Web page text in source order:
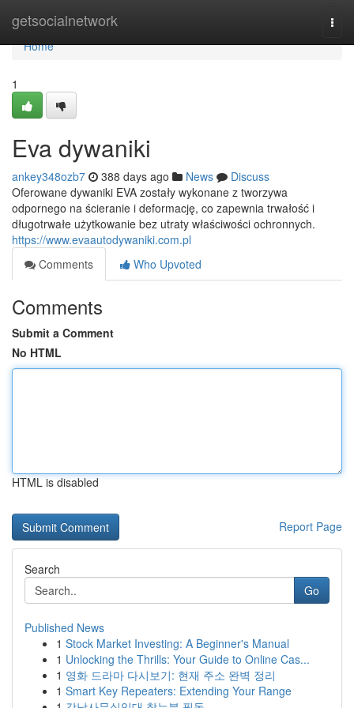
getsocialnetwork
Home
Home
1
Eva dywaniki
ankey348ozb7 388 days ago News
Discuss
Oferowane dywaniki EVA zostały wykonane z tworzywa
odpornego na ścieranie i deformację, co zapewnia trwałość i
długotrwałe użytkowanie bez utraty właściwości ochronnych.
https://www.evaautodywaniki.com.pl
Comments
Who Upvoted
Comments
Submit a Comment
No HTML
HTML is disabled
Report Page
Search
Go
Published News
1 Stock Market Investing: A Beginner's Manual
1 Unlocking the Thrills: Your Guide to Online Cas...
1 영화 드라마 다시보기: 현재 주소 완벽 정리
1 Smart Key Repeaters: Extending Your Range